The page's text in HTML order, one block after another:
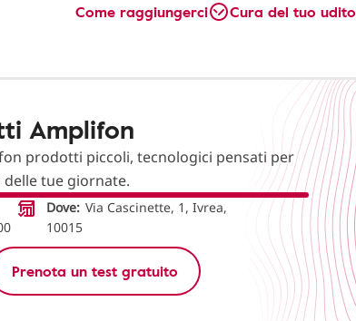
Come raggiungerci Cura del tuo udito
Amplifon
prodotti piccoli, tecnologici pensati per
tue giornate.
Dove: Via Cascinette, 1, Ivrea,
10015
Prenota un test gratuito